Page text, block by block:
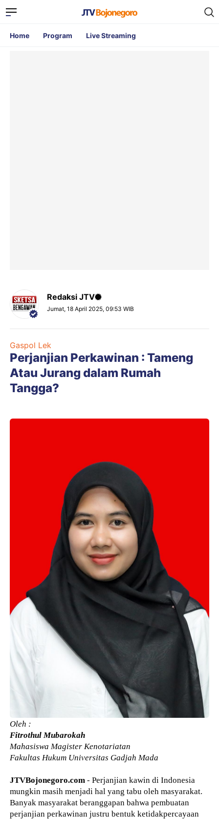
Home Program Live Streaming
Redaksi JTV
Jumat, 18 April 2025, 09:53 WIB
Gaspol Lek
Perjanjian Perkawinan : Tameng
Atau Jurang dalam Rumah
Tangga?
Oleh :
Fitrothul Mubarokah
Mahasiswa Magister Kenotariatan
Fakultas Hukum Universitas Gadjah Mada
JTVBojonegoro.com - Perjanjian kawin di Indonesia
mungkin masih menjadi hal yang tabu oleh masyarakat.
Banyak masyarakat beranggapan bahwa pembuatan
perjanjian perkawinan justru bentuk ketidakpercayaan